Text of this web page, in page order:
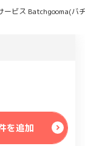
ービス Batchgooma(バ
を追加